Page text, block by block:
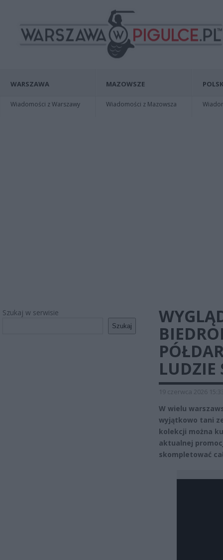
WARSZAWA
Wiadomości z Warszawy
MAZOWSZE
Wiadomości z Mazowsza
Szukaj w serwisie
Szukaj
LUDZIE
19 czerwca 2026
W wielu
wyjątkowo tani
kolekcji można
aktualnej
skompletować